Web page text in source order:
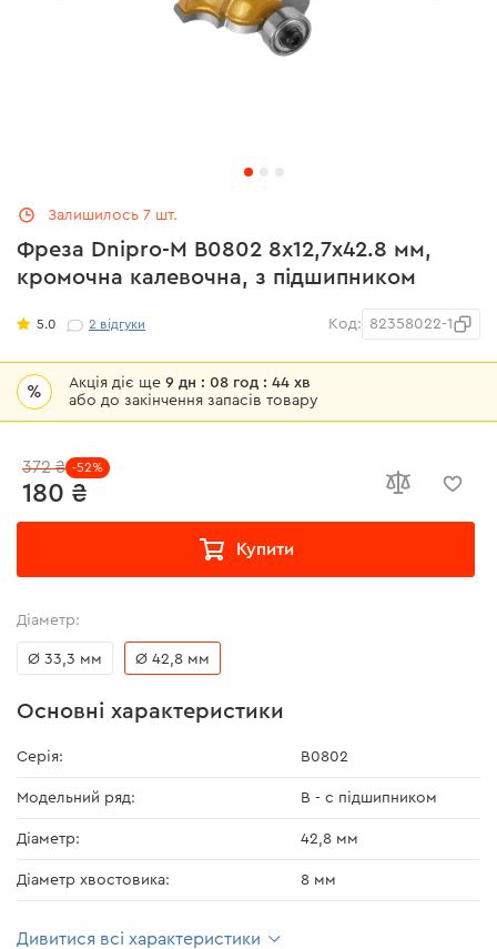
Фреза Dnipro-M В0802 8x12,7х42.8 мм,
кромочна калевочна, з підшипником
5.0 2 відгуки Код: 82358022-1
% Акція діє ще9 дн : 08 год : 44 хв
або до закінчення запасів товару
180 ₴
372 ₴ -52%
Купити
Залишилось 7 шт.
Діаметр:
Ø 33,3 мм Ø 42,8 мм
Основні характеристики
Серія: В0802
Модельний ряд: В - с підшипником
Діаметр: 42,8 мм
Діаметр хвостовика: 8 мм
Дивитися всі характеристики